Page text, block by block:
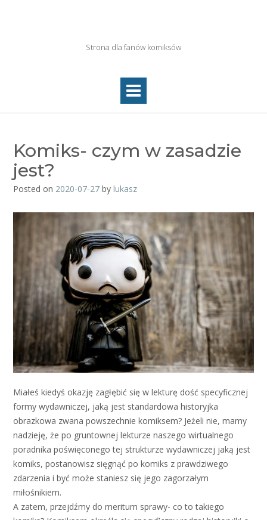
Strona dla fanów komiksów
Komiks- czym w zasadzie
jest?
Posted on 2020-07-27 by lukasz
Miałeś kiedyś okazję zagłębić się w lekturę dość specyficznej
formy wydawniczej, jaką jest standardowa historyjka
obrazkowa zwana powszechnie komiksem? Jeżeli nie, mamy
nadzieję, że po gruntownej lekturze naszego wirtualnego
poradnika poświęconego tej strukturze wydawniczej jaką jest
komiks, postanowisz sięgnąć po komiks z prawdziwego
zdarzenia i być może staniesz się jego zagorzałym
miłośnikiem.
A zatem, przejdźmy do meritum sprawy- co to takiego